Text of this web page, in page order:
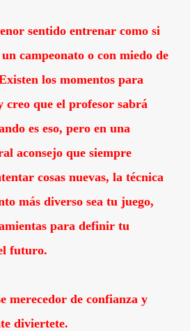
sentido entrenar como si
campeonato o con miedo de
los momentos para
creo que el profesor sabrá
es eso, pero en una
aconsejo que siempre
cosas nuevas, la técnica
más diverso sea tu juego,
para definir tu
futuro.
merecedor de confianza y
diviertete.